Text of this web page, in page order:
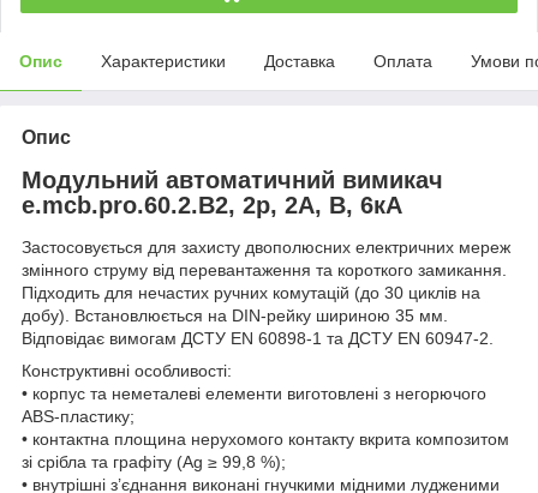
Опис Характеристики Доставка Оплата Умови
Опис
Модульний автоматичний вимикач
e.mcb.pro.60.2.B2, 2р, 2А, В, 6кА
Застосовується для захисту двополюсних електричних мереж
змінного струму від перевантаження та короткого замикання.
Підходить для нечастих ручних комутацій (до 30 циклів на
добу). Встановлюється на DIN-рейку шириною 35 мм.
Відповідає вимогам ДСТУ EN 60898-1 та ДСТУ EN 60947-2.
Конструктивні особливості:
• корпус та неметалеві елементи виготовлені з негорючого
ABS-пластику;
• контактна площина нерухомого контакту вкрита композитом
зі срібла та графіту (Ag ≥ 99,8 %);
• внутрішні з’єднання виконані гнучкими мідними лудженими